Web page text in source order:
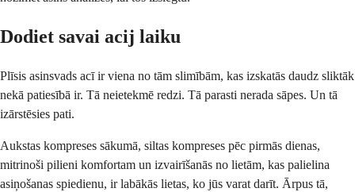
Dodiet savai acij laiku
Plīsis asinsvads acī ir viena no tām slimībām, kas izskatās daudz sliktāk
nekā patiesībā ir. Tā neietekmē redzi. Tā parasti nerada sāpes. Un tā
izārstēsies pati.
Aukstas kompreses sākumā, siltas kompreses pēc pirmās dienas,
mitrinoši pilieni komfortam un izvairīšanās no lietām, kas palielina
asiņošanas spiedienu, ir labākās lietas, ko jūs varat darīt. Ārpus tā,